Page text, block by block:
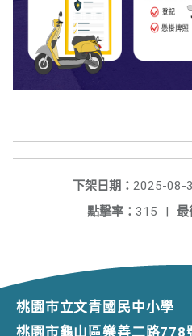
下架日期： 2025-08-
最
點擊率： 315 |
桃園市立文青國民中小學
桃園市龜山區樂善二路778